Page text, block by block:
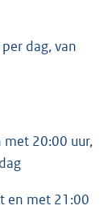
dag, van
20:00 uur,
en met 21:00